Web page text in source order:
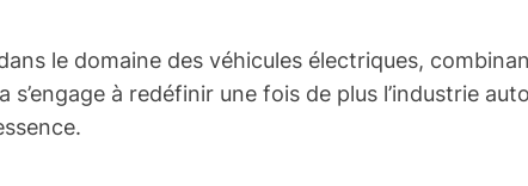
le domaine des véhicules électriques,
s’engage à redéfinir une fois de plus l’industrie